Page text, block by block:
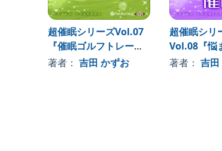
超催眠シリーズVol.07
『催眠ゴルフトレーニ
ング』
著者： 吉田 かずお
超催眠シリ
Vol.08『悩
眠』
著者： 吉田